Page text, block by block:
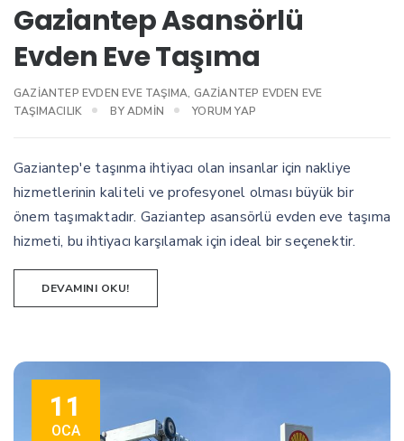
Gaziantep Asansörlü
Evden Eve Taşıma
GAZIANTEP EVDEN EVE TAŞIMA, GAZIANTEP EVDEN EVE
TAŞIMACILIK
BYADMIN YORUM YAP
Gaziantep'e taşınma ihtiyacı olan insanlar için nakliye
hizmetlerinin kaliteli ve profesyonel olması büyük bir
önem taşımaktadır. Gaziantep asansörlü evden eve taşıma
hizmeti, bu ihtiyacı karşılamak için ideal bir seçenektir.
DEVAMINI OKU!
11
OCA